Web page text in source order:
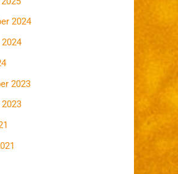
2024
2023